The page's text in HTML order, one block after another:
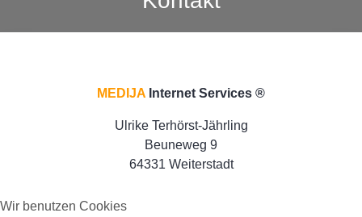
MEDIJA Internet Services ®
Ulrike Terhörst-Jährling
Beuneweg 9
64331 Weiterstadt
Wir benutzen Cookies